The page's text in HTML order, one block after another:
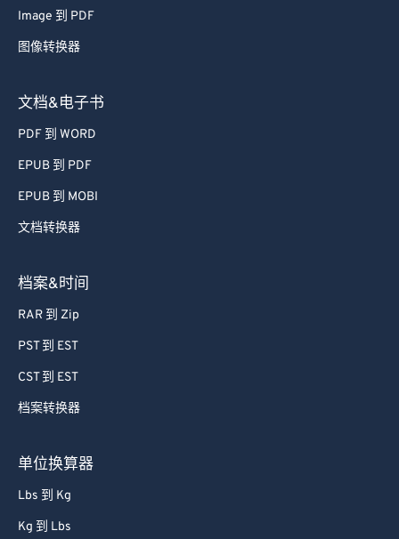
Image 到 PDF
图像转换器
文档&电子书
PDF 到 WORD
EPUB 到 PDF
EPUB 到 MOBI
文档转换器
档案&时间
RAR 到 Zip
PST 到 EST
CST 到 EST
档案转换器
单位换算器
Lbs 到 Kg
Kg 到 Lbs